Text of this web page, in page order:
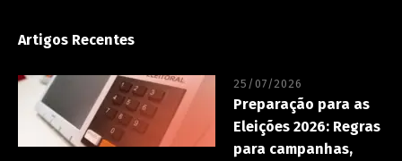
Artigos Recentes
25/07/2026
Preparação para as
Eleições 2026: Regras
para campanhas,